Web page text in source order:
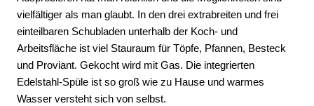
vielfältiger als man glaubt. In den drei extrabreiten und frei
einteilbaren Schubladen unterhalb der Koch- und
Arbeitsfläche ist viel Stauraum für Töpfe, Pfannen, Besteck
und Proviant. Gekocht wird mit Gas. Die integrierten
Edelstahl-Spüle ist so groß wie zu Hause und warmes
Wasser versteht sich von selbst.